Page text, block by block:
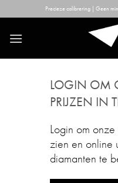
to
content
Precieze calibrering | Geen
LOGIN OM
PRIJZEN IN
Login om onze
zien en online
diamanten te